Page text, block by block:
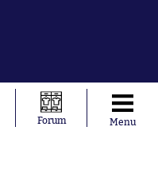
Forum Menu